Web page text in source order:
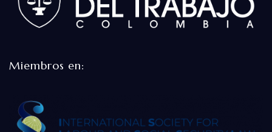
Miembros en: